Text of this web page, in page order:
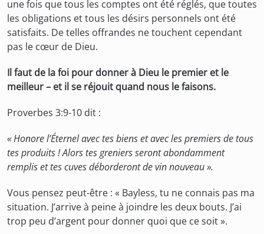
une fois que tous les comptes ont été réglés, que toutes
les obligations et tous les désirs personnels ont été
satisfaits. De telles offrandes ne touchent cependant
pas le cœur de Dieu.
Il faut de la foi pour donner à Dieu le premier et le
meilleur – et il se réjouit quand nous le faisons.
Proverbes 3:9-10 dit :
« Honore l’Éternel avec tes biens et avec les premiers de tous
tes produits ! Alors tes greniers seront abondamment
remplis et tes cuves déborderont de vin nouveau ».
Vous pensez peut-être : « Bayless, tu ne connais pas ma
situation. J’arrive à peine à joindre les deux bouts. J’ai
trop peu d’argent pour donner quoi que ce soit ».